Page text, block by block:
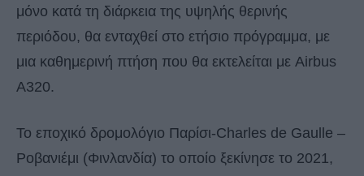
μόνο κατά τη διάρκεια της υψηλής θερινής
περιόδου, θα ενταχθεί στο ετήσιο πρόγραμμα, με
μια καθημερινή πτήση που θα εκτελείται με Airbus
A320.
Το εποχικό δρομολόγιο Παρίσι-Charles de Gaulle –
Ροβανιέμι (Φινλανδία) το οποίο ξεκίνησε το 2021,